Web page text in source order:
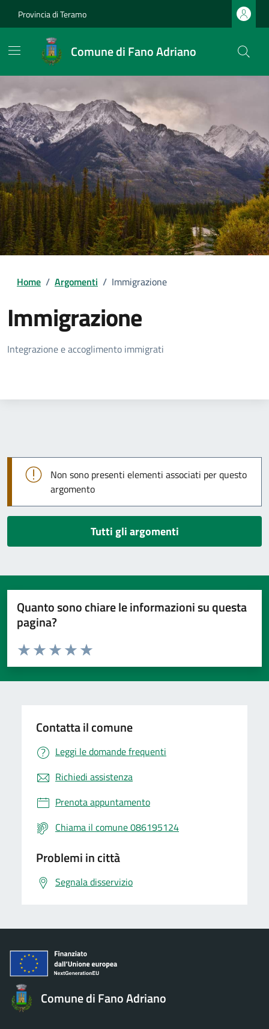
Provincia di Teramo
Comune di Fano Adriano
Home / Argomenti / Immigrazione
Immigrazione
Dettagli della notizia
Integrazione e accoglimento immigrati
Non sono presenti elementi associati per questo
argomento
Tutti gli argomenti
Quanto sono chiare le informazioni su questa
pagina?
Valuta da 1 a 5 stelle la pagina
Valuta 5 stelle su 5
Valuta 4 stelle su 5
Valuta 3 stelle su 5
Valuta 2 stelle su 5
Valuta 1 stelle su 5
Contatta il comune
Leggi le domande frequenti
Richiedi assistenza
Prenota appuntamento
Chiama il comune 086195124
Problemi in città
Segnala disservizio
Comune di Fano Adriano